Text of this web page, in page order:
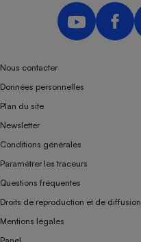
Nous contacter
Données personnelles
Plan du site
Newsletter
Conditions générales
Paramétrer les traceurs
Questions fréquentes
Droits de reproduction et de diffusion
Mentions légales